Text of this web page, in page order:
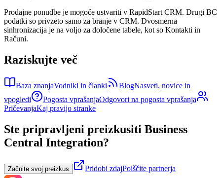
Prodajne ponudbe je mogoče ustvariti v RapidStart CRM. Drugi BC
podatki so privzeto samo za branje v CRM. Dvosmerna
sinhronizacija je na voljo za določene tabele, kot so Kontakti in
Računi.
Raziskujte več
Baza znanjaVodniki in članki BlogNasveti, novice in
vpogledi
Pogosta vprašanjaOdgovori na pogosta vprašanja
PričevanjaKaj pravijo stranke
Ste pripravljeni preizkusiti Business
Central Integration?
Začnite svoj preizkus Pridobi zdajPoiščite partnerja